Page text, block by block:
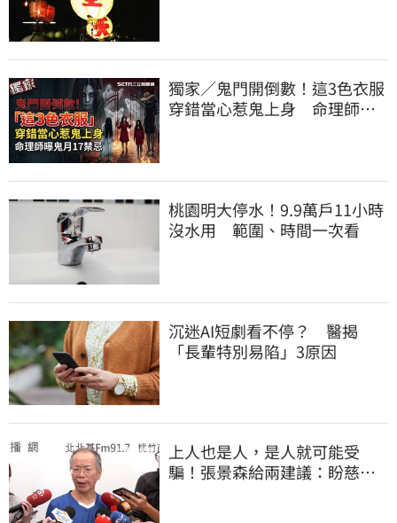
獨家／鬼門開倒數！這3色衣服
穿錯當心惹鬼上身 命理師曝
桃園明大停水！9.9萬戶11小時
沒水用 範圍、時間一次看
沉迷AI短劇看不停？ 醫揭
「長輩特別易陷」3原因
上人也是人，是人就可能受
騙！張景森給兩建議：盼慈濟